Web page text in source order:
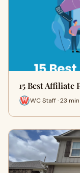
15 Best Affiliate
WC Staff · 23 min